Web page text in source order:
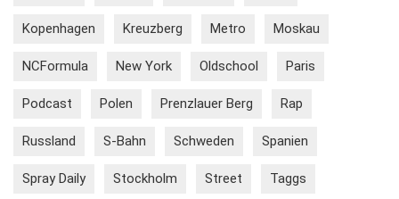
Kopenhagen Kreuzberg Metro Moskau
NCFormula New York Oldschool Paris
Podcast Polen Prenzlauer Berg Rap
Russland S-Bahn Schweden Spanien
Spray Daily Stockholm Street Taggs